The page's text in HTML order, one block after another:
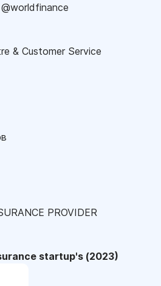
@worldfinance
& Customer Service
PROVIDER
startup's (2023)